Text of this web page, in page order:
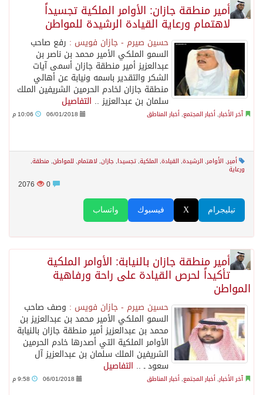
أمير منطقة جازان: الأوامر الملكية تجسيداً
لاهتمام ورعاية القيادة الرشيدة للمواطن
حسين صيرم - جازان فويس : رفع صاحب
السمو الملكي الأمير محمد بن ناصر بن
عبدالعزيز أمير منطقة جازان أسمى آيات
الشكر والتقدير باسمه ونيابة عن أهالي
منطقة جازان لخادم الحرمين الشريفين الملك
سلمان بن عبدالعزيز .. التفاصيل
آخر الأخبار, أخبار المجتمع, أخبار المناطق 06/01/2018
أمير, الأوامر, الرشيدة, القيادة, الملكية, تجسيدا, جازان, لاهتمام, للمواطن, منطقة,
ورعاية
2076
واتساب فيسبوك X تيليجرام
أمير منطقة جازان بالنيابة: الأوامر الملكية
تأكيداً لحرص القيادة على راحة ورفاهية
المواطن
حسين صيرم - جازان فويس : وصف صاحب
السمو الملكي الأمير محمد بن عبدالعزيز بن
محمد بن عبدالعزيز أمير منطقة جازان بالنيابة
الأوامر الملكية التي أصدرها خادم الحرمين
الشريفين الملك سلمان بن عبدالعزيز آل
سعود ـ .. التفاصيل
آخر الأخبار, أخبار المجتمع, أخبار المناطق 06/01/2018